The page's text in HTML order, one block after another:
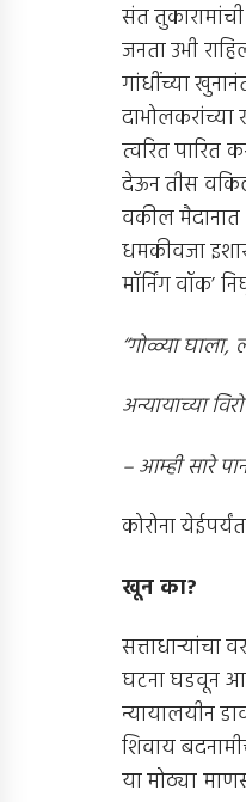
संत
जनता उभी
गांधींच्या
दाभोलकरांच्या
त्वरित पारित
देऊन तीस
वकील मैदानात
धमकीवजा
मॉर्निंग वॉक’
“गोळ्या घाला,
अन्यायाच्या
–आम्ही सारे
कोरोना
खून का?
घटना घडवून
न्यायालयीन
शिवाय
या मोठ्या